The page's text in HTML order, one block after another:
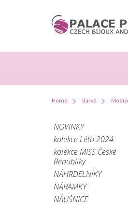
Home Barva Modrá
NOVINKY
kolekce Léto 2024
kolekce MISS České
Republiky
NÁHRDELNÍKY
NÁRAMKY
NÁUŠNICE